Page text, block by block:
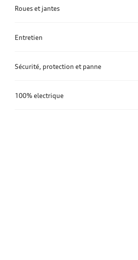
Roues et jantes
Entretien
Sécurité, protection et panne
100% electrique